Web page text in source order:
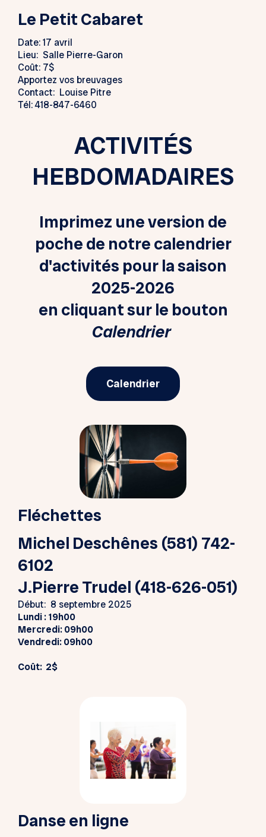
Le Petit Cabaret
Date: 17 avril
Lieu: Salle Pierre-Garon
Coût: 7$
Apportez vos breuvages
Contact: Louise Pitre
Tél: 418-847-6460
ACTIVITÉS
HEBDOMADAIRES
Imprimez une version de
poche de notre calendrier
d'activités pour lasaison
2025-2026
en cliquant sur le bouton
Calendrier
Calendrier
Fléchettes
Michel Deschênes (581) 742-
6102
J.Pierre Trudel (418-626-051)
Début: 8 septembre 2025
Lundi: 19h00
Mercredi: 09h00
Vendredi: 09h00
Coût: 2$
Danse en ligne